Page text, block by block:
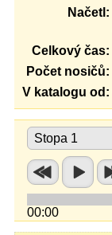
Načetl:
Celkový čas:
Počet nosičů:
V katalogu od:
Stopa 1
00:00